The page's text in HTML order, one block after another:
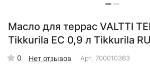
Масло для террас VALTTI
Tikkurila EC 0,9 л Tikkurila
0 Нет отзывов Арт. 700010363